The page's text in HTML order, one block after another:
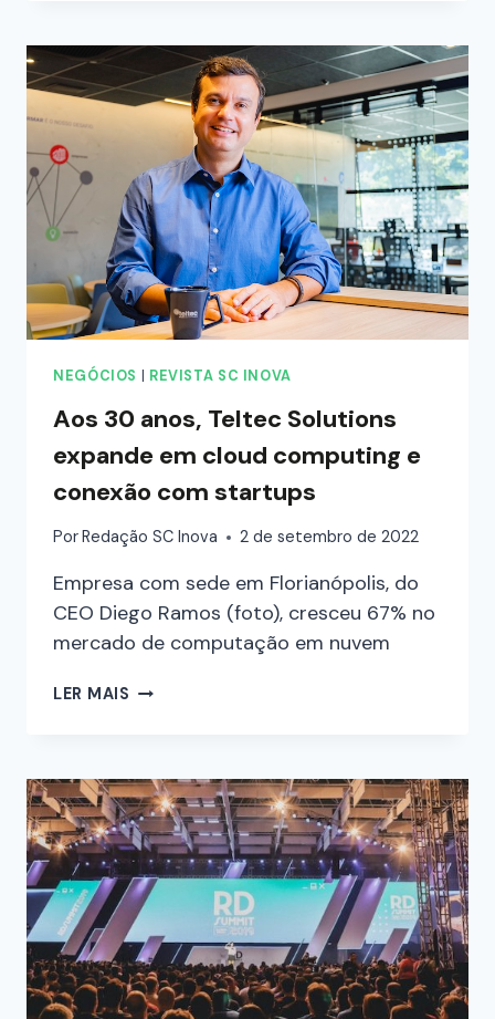
NEGÓCIOS REVISTA SC INOVA
Aos 30 anos, Teltec Solutions
expande em cloud computing e
conexão com startups
PorRedação SC Inova 2 de setembro de 2022
Empresa com sede em Florianópolis, do
CEO Diego Ramos (foto), cresceu 67% no
mercado de computação em nuvem
LER MAIS